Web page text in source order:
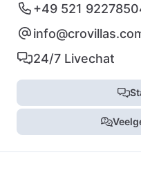
+49 521
24/7 Livechat